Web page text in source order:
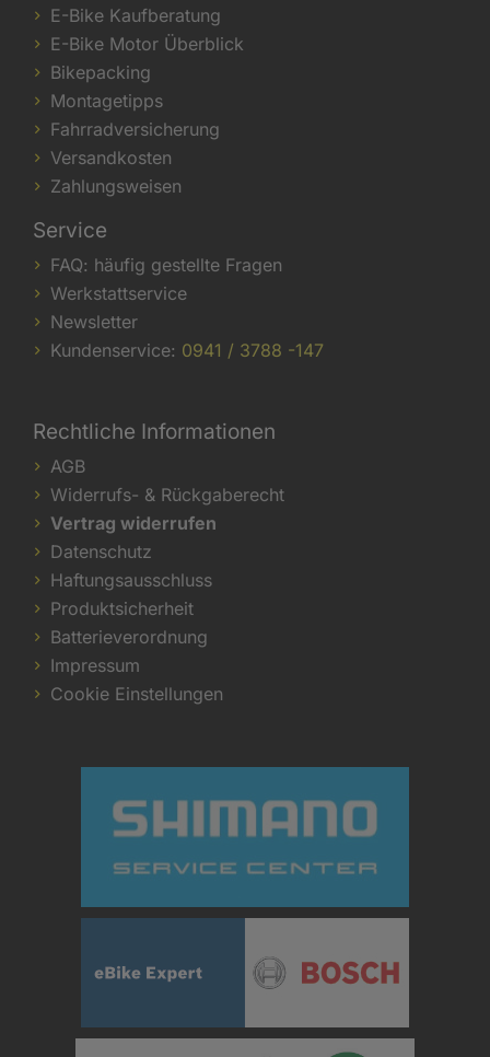
E-Bike Kaufberatung
E-Bike Motor Überblick
Bikepacking
Montagetipps
Fahrradversicherung
Versandkosten
Zahlungsweisen
Service
FAQ: häufig gestellte Fragen
Werkstattservice
Newsletter
Kundenservice: 0941 / 3788 -147
Rechtliche Informationen
AGB
Widerrufs- & Rückgaberecht
Vertrag widerrufen
Datenschutz
Haftungsausschluss
Produktsicherheit
Batterieverordnung
Impressum
Cookie Einstellungen